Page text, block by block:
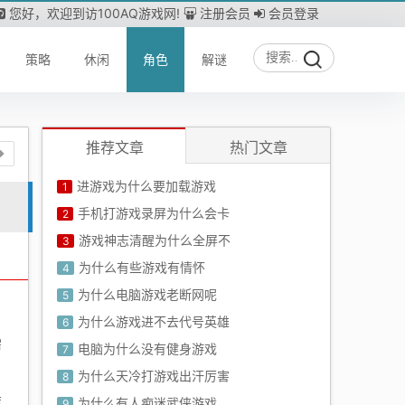
您好，欢迎到访100AQ游戏网! 注册会员 会员登录
策略 休闲 角色 解谜
推荐文章 热门文章
1 进游戏为什么要加载游戏
2 手机打游戏录屏为什么会卡
3 游戏神志清醒为什么全屏不
4 为什么有些游戏有情怀
5 为什么电脑游戏老断网呢
6 为什么游戏进不去代号英雄
7 电脑为什么没有健身游戏
8 为什么天冷打游戏出汗厉害